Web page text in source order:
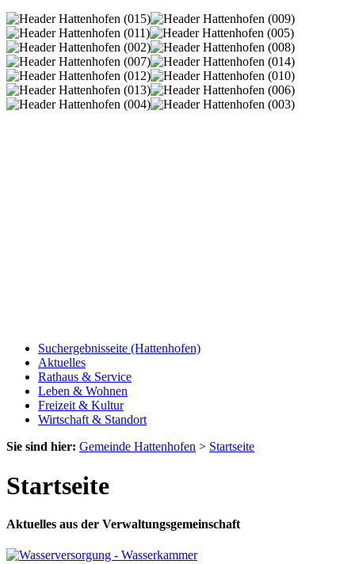
Suchergebnisseite (Hattenhofen)
Aktuelles
Rathaus & Service
Leben & Wohnen
Freizeit & Kultur
Wirtschaft & Standort
Sie sind hier: Gemeinde Hattenhofen > Startseite
Startseite
Aktuelles aus der Verwaltungsgemeinschaft